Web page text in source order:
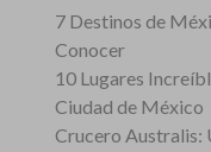
7 Destinos de
Conocer
10 Lugares
Ciudad de México
Crucero Australis: